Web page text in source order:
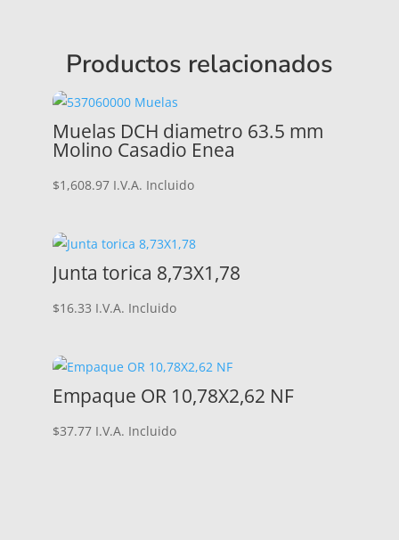
Productos relacionados
Muelas DCH diametro 63.5 mm
Molino Casadio Enea
$1,608.97 I.V.A. Incluido
Junta torica 8,73X1,78
$16.33 I.V.A. Incluido
Empaque OR 10,78X2,62 NF
$37.77 I.V.A. Incluido